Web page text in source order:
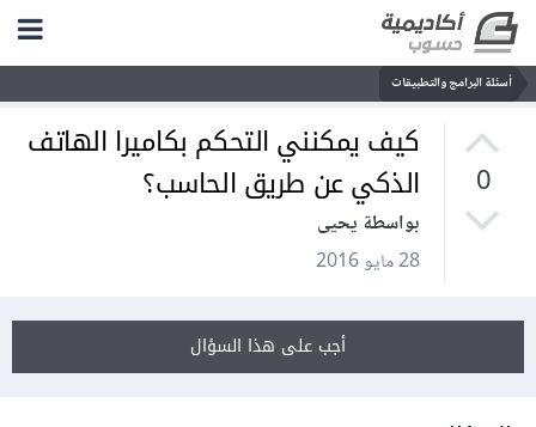
أسئلة البرامج والتطبيقات
0
كيف يمكنني التحكم بكاميرا الهاتف
الذكي عن طريق الحاسب؟
بواسطة يحيى
28 مايو 2016
أجب على هذا السؤال